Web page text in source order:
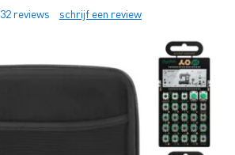
32 reviews schrijf een review